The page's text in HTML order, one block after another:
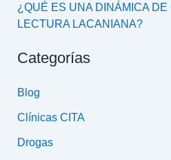
¿QUÉ ES UNA DINÁMICA
LECTURA LACANIANA?
Categorías
Blog
Clínicas CITA
Drogas